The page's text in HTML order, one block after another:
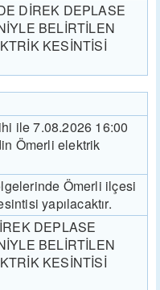
DİREK DEPLASE
BELİRTİLEN
KESİNTİSİ
ile 7.08.2026 16:00
Ömerli elektrik
Ömerli ilçesi
yapılacaktır.
DEPLASE
BELİRTİLEN
KESİNTİSİ